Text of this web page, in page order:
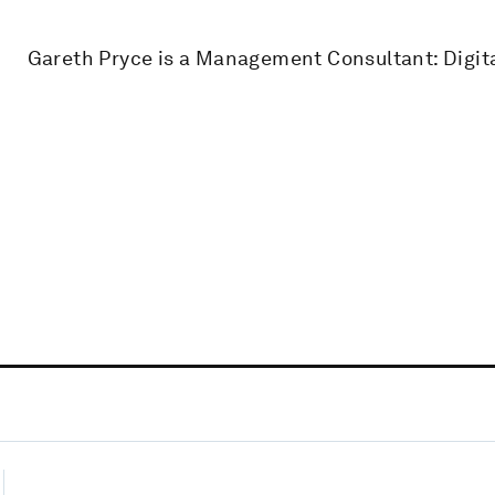
Gareth Pryce is a Management Consultant: